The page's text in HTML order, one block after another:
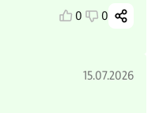
0 0
15.07.2026